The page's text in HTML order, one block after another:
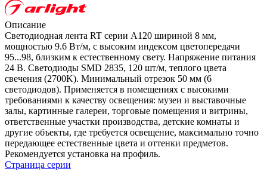
Описание
Светодиодная лента RT серии A120 шириной 8 мм,
мощностью 9.6 Вт/м, с высоким индексом цветопередачи
95...98, близким к естественному свету. Напряжение питания
24 В. Светодиоды SMD 2835, 120 шт/м, теплого цвета
свечения (2700K). Минимальный отрезок 50 мм (6
светодиодов). Применяется в помещениях с высокими
требованиями к качеству освещения: музеи и выставочные
залы, картинные галереи, торговые помещения и витрины,
ответственные участки производства, детские комнаты и
другие объекты, где требуется освещение, максимально точно
передающее естественные цвета и оттенки предметов.
Рекомендуется установка на профиль.
Страница серии